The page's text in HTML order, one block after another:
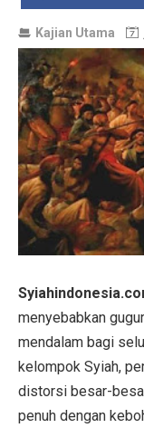
Kajian Utama
menyebabkan
mendalam bagi
kelompok Syiah,
distorsi besar-
penuh dengan